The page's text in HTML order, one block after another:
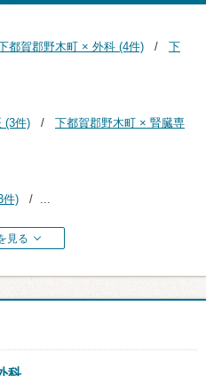
都賀郡野木町 × 外科 (4件)
下
(3件)
下都賀郡野木町 × 腎臓専
件)
...
見る
科